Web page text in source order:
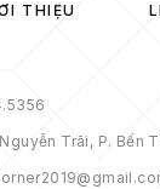
THIỆU
Trãi, P. Bến